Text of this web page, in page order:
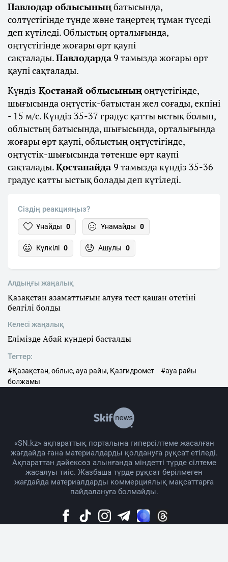
Павлодар облысыныңбатысында,
солтүстігінде түнде және таңертең тұман түседі
деп күтіледі. Облыстың орталығында,
оңтүстігінде жоғары өрт қаупі
сақталады.Павлодарда9 тамызда жоғары өрт
қаупі сақталады.
Күндіз Қостанай облысыныңоңтүстігінде,
шығысында оңтүстік-батыстан жел соғады, екпіні
- 15 м/с. Күндіз 35-37 градус қатты ыстық болып,
облыстың батысында, шығысында, орталығында
жоғары өрт қаупі, облыстың оңтүстігінде,
оңтүстік-шығысында төтенше өрт қаупі
сақталады.Қостанайда 9 тамызда күндіз 35-36
градус қатты ыстық болады деп күтіледі.
Сіздің реакцияңыз?
Ұнайды 0 Ұнамайды 0
Күлкілі 0 Ашулы 0
Алдыңғы жаңалық
Қазақстан азаматтығын алуға тест қашан өтетіні
белгілі болды
Келесі жаңалық
Елімізде Абай күндері басталды
Тегтер:
#Қазақстан, облыс, ауа райы, Қазгидромет
#ауа райы
болжамы
«SN.kz» ақпараттық порталына гиперсілтеме жасалған
жағдайда ғана материалдарды қолдануға рұқсат етіледі.
Ақпараттан дәйексөз алынғанда міндетті түрде сілтеме
жасалуы тиіс. Жазбаша түрде рұқсат берілмеген
жағдайда материалдарды коммерциялық мақсаттарға
пайдалануға болмайды.